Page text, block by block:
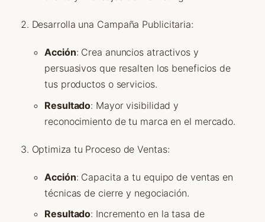
Desarrolla una Campaña Publicitaria:
Acción: Crea anuncios atractivos y
persuasivos que resalten los beneficios de
tus productos o servicios.
Resultado: Mayor visibilidad y
reconocimiento de tu marca en el mercado.
Optimiza tu Proceso de Ventas:
Acción: Capacita a tu equipo de ventas en
técnicas de cierre y negociación.
Resultado: Incremento en la tasa de